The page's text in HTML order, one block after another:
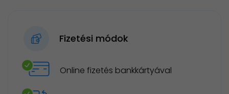
Fizetési módok
Online fizetés bankkártyával